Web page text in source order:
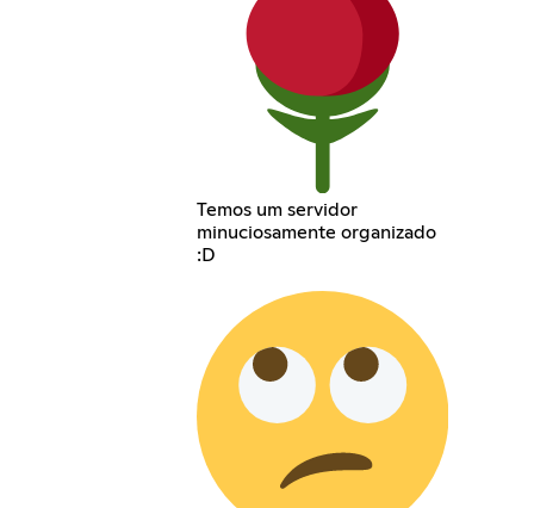
Temos um servidor
minuciosamente organizado
:D